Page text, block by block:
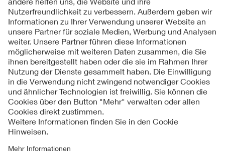
Kontakte
Service
Impressum
Datenschutzinformationen
Cookie Hinweise